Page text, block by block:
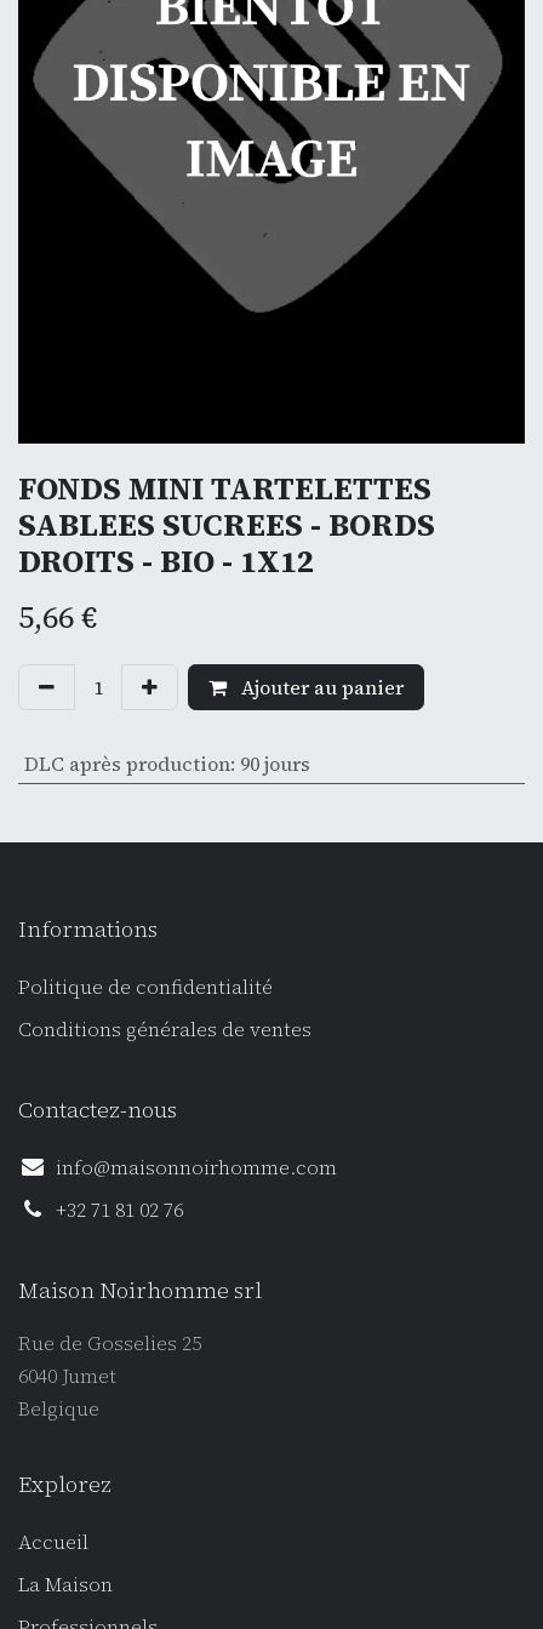
FONDS MINI TARTELETTES
SABLEES SUCREES - BORDS
DROITS - BIO - 1X12
5,66€
Ajouter au panier
DLC après production: 90 jours
Informations
Politique de confidentialité
Conditions générales de ventes
Contactez-nous
info@maisonnoirhomme.com
+32 71 81 02 76
Maison Noirhomme srl
Rue de Gosselies 25
6040 Jumet
Belgique
Explorez
Accueil
La Maison